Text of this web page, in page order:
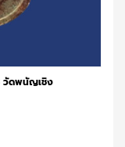
วัดพนัญเชิง